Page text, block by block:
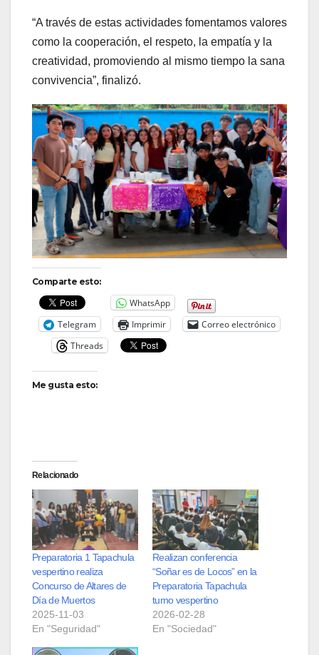
“A través de estas actividades fomentamos valores
como la cooperación, el respeto, la empatía y la
creatividad, promoviendo al mismo tiempo la sana
convivencia”, finalizó.
Comparte esto:
WhatsApp
Telegram
Imprimir
Correo electrónico
Threads
Me gusta esto:
Relacionado
Preparatoria 1 Tapachula
vespertino realiza
Concurso de Altares de
Día de Muertos
2025-11-03
En "Seguridad"
Realizan conferencia
“Soñar es de Locos” en la
Preparatoria Tapachula
turno vespertino
2026-02-28
En "Sociedad"